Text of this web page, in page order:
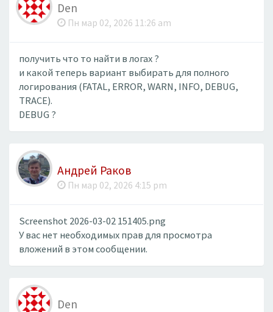
Den
Пн мар 02, 2026 11:26 am
получить что то найти в логах ?
и какой теперь вариант выбирать для полного
логирования (FATAL, ERROR, WARN, INFO, DEBUG,
TRACE).
DEBUG ?
Андрей Раков
Пн мар 02, 2026 4:15 pm
Screenshot 2026-03-02 151405.png
У вас нет необходимых прав для просмотра
вложений в этом сообщении.
Den